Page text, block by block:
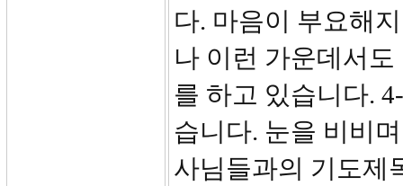
다. 마음이 부요해
나 이런 가운데서
를 하고 있습니다.
습니다. 눈을 비비
사님들과의 기도제